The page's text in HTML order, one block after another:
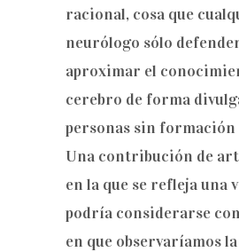
racional, cosa que
neurólogo sólo
aproximar el
cerebro de forma
personas sin formación
Una contribución de
en la que se refleja una
podría considerarse
en que observaríamos